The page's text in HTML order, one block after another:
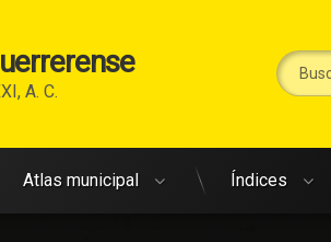
A. C.
Buscar:
Atlas municipal Índices